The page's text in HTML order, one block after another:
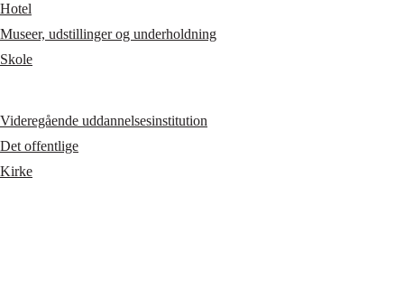
Hotel
Museer, udstillinger og underholdning
Skole
Videregående uddannelsesinstitution
Det offentlige
Kirke